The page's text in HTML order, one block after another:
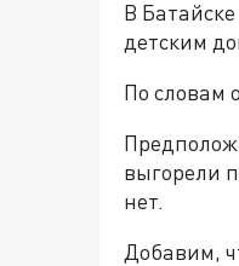
В
детским
По словам
выгорели
нет.
Добавим,